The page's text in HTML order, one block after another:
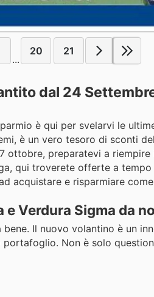
...
20 21
dal 24
è qui per svelarvi le
è un vero tesoro di sconti
ottobre, preparatevi a
qui troverete offerte a
acquistare e risparmiare
Verdura Sigma da
Il nuovo volantino è un
Non è solo